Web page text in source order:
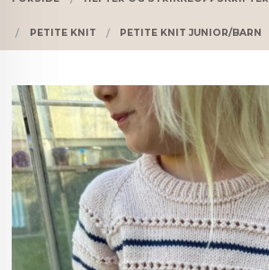
PETITE KNIT PETITE KNIT JUNIOR/BARN